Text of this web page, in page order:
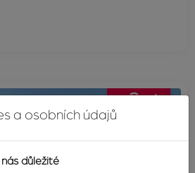
a osobních údajů
důležité